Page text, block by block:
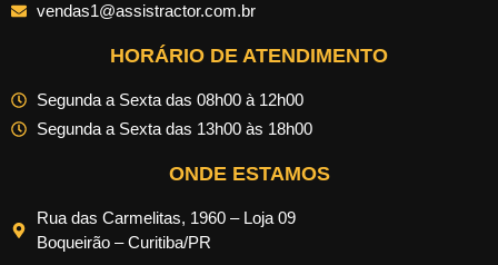
vendas1@assistractor.com.br
HORÁRIO DE ATENDIMENTO
Segunda a Sexta das 08h00 à 12h00
Segunda a Sexta das 13h00 às 18h00
ONDE ESTAMOS
Rua das Carmelitas, 1960 – Loja 09
Boqueirão – Curitiba/PR